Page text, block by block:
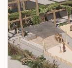
SAAM*
Vacatures